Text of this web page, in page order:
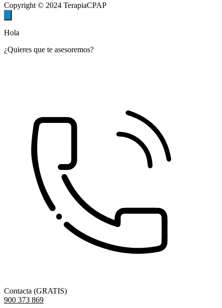
Copyright © 2024 TerapiaCPAP
Hola
¿Quieres que te asesoremos?
Contacta (GRATIS)
900 373 869